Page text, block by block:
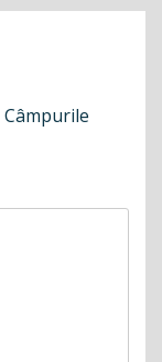
Câmpurile